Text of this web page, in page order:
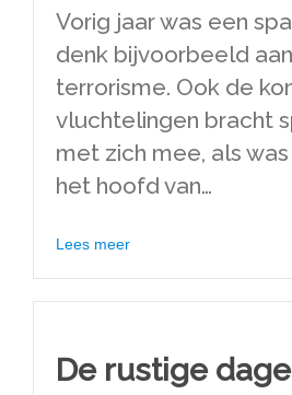
Vorig jaar was een
denk bijvoorbeeld
terrorisme. Ook de
vluchtelingen bracht
met zich mee, als
het hoofd van…
Lees meerabout Tips voor 2016
De rustige